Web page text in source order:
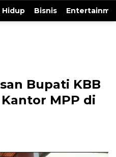
Hidup Bisnis
Bupati KBB
MPP di